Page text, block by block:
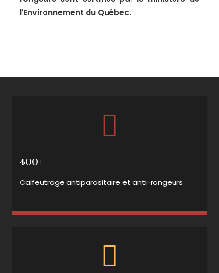
l'Environnement du Québec.
400+
Calfeutrage antiparasitaire et anti-rongeurs